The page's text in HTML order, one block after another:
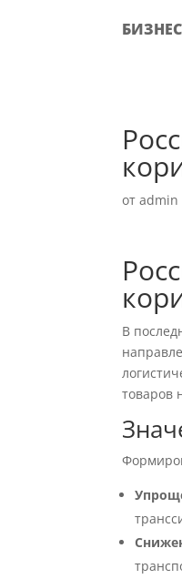
отadmin
В
товаров